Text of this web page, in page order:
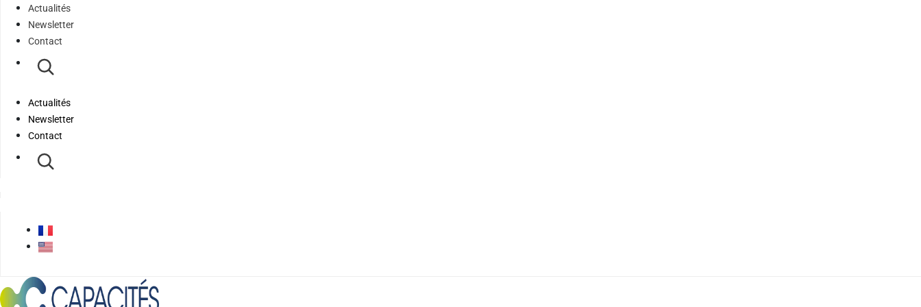
Actualités
Newsletter
Contact
Actualités
Newsletter
Contact